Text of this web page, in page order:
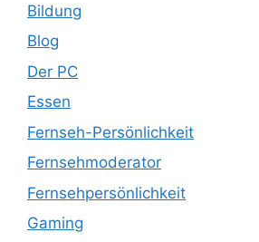
Bildung
Blog
Der PC
Essen
Fernseh-Persönlichkeit
Fernsehmoderator
Fernsehpersönlichkeit
Gaming